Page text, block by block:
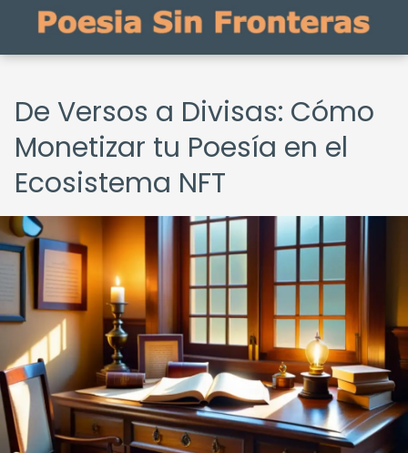
De Versos a Divisas: Cómo
Monetizar tu Poesía en el
Ecosistema NFT